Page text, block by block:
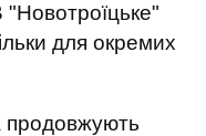
для окремих
продовжують